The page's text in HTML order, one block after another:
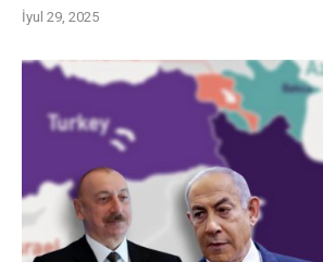
İyul 29, 2025